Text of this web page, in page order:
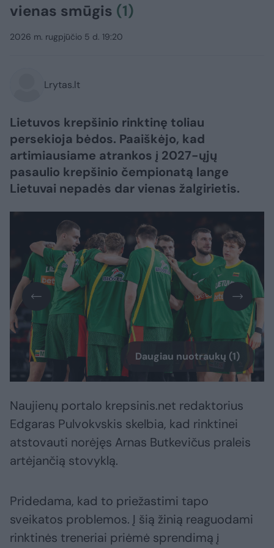
vienas smūgis (1)
2026 m. rugpjūčio 5 d. 19:20
Lrytas.lt
Lietuvos krepšinio rinktinę toliau
persekioja bėdos. Paaiškėjo, kad
artimiausiame atrankos į 2027-ųjų
pasaulio krepšinio čempionatą lange
Lietuvai nepadės dar vienas žalgirietis.
Daugiau nuotraukų (1)
Naujienų portalo krepsinis.net redaktorius
Edgaras Pulvokvskis skelbia, kad rinktinei
atstovauti norėjęs Arnas Butkevičus praleis
artėjančią stovyklą.
Pridedama, kad to priežastimi tapo
sveikatos problemos. Į šią žinią reaguodami
rinktinės treneriai priėmė sprendimą į